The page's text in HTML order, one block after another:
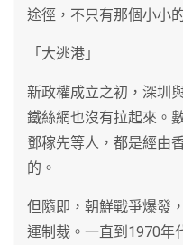
途徑，不只有那個小小
「大逃港」
新政權成立之初，深圳
鐵絲網也沒有拉起來。
鄧稼先等人，都是經由
的。
但隨即，朝鮮戰爭爆發
運制裁。一直到1970年